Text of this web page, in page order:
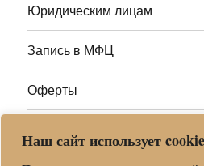
Наш сайт использует cookie
Юридическим лицам
Запись в МФЦ
Оферты